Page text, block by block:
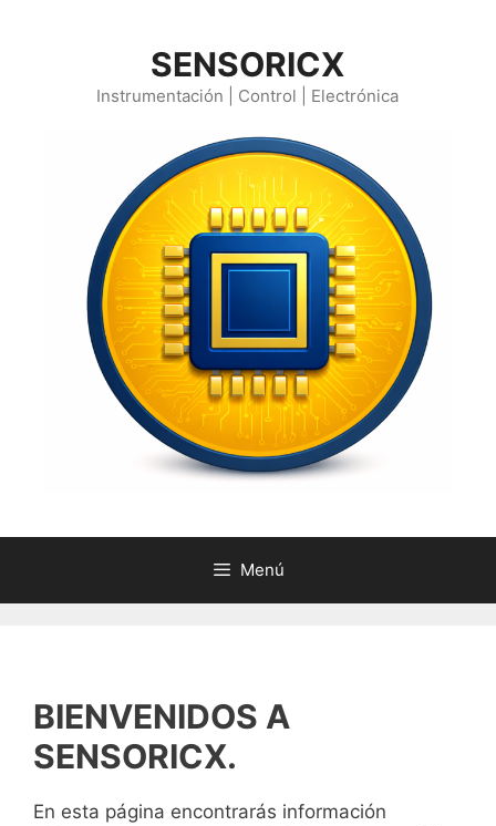
SENSORICX
Instrumentación | Control | Electrónica
Menú
BIENVENIDOS A
SENSORICX.
En esta página encontrarás información